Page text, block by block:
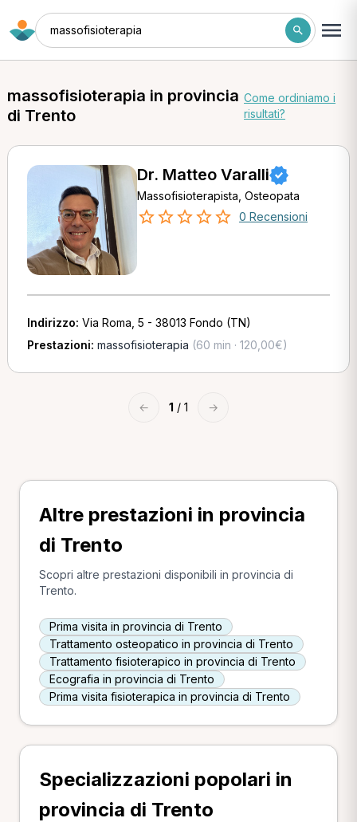
massofisioterapia
massofisioterapia in provincia
di Trento
Come ordiniamo i
risultati?
Dr. Matteo Varalli
Massofisioterapista, Osteopata
0 Recensioni
Indirizzo: Via Roma, 5 - 38013 Fondo (TN)
Prestazioni: massofisioterapia (60 min · 120,00€)
← 1 / 1 →
Altre prestazioni in provincia
di Trento
Scopri altre prestazioni disponibili in provincia di
Trento.
Prima visita in provincia di Trento
Trattamento osteopatico in provincia di Trento
Trattamento fisioterapico in provincia di Trento
Ecografia in provincia di Trento
Prima visita fisioterapica in provincia di Trento
Specializzazioni popolari in
provincia di Trento